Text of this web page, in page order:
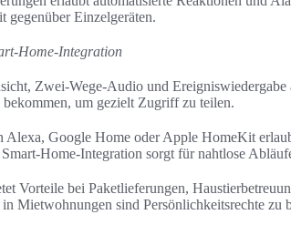
gegenüber Einzelgeräten.
Home-Integration
Zwei-Wege-Audio und Ereigniswiedergabe
um gezielt Zugriff zu teilen.
Google Home oder Apple HomeKit
Home-Integration sorgt für nahtlose
Vorteile bei Paketlieferungen,
Mietwohnungen sind Persönlichkeitsrechte zu